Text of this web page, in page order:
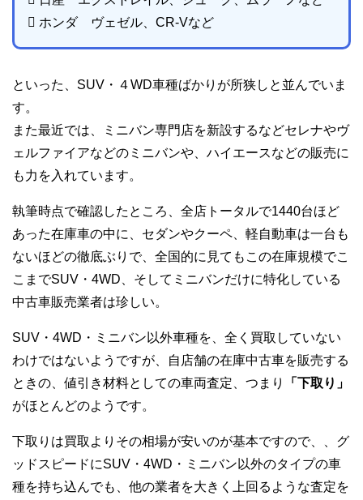
 ホンダ ヴェゼル、CR-Vなど
といった、SUV・４WD車種ばかりが所狭しと並んでいま
す。
また最近では、ミニバン専門店を新設するなどセレナやヴ
ェルファイアなどのミニバンや、ハイエースなどの販売に
も力を入れています。
執筆時点で確認したところ、全店トータルで1440台ほど
あった在庫車の中に、セダンやクーペ、軽自動車は一台も
ないほどの徹底ぶりで、全国的に見てもこの在庫規模でこ
こまでSUV・4WD、そしてミニバンだけに特化している
中古車販売業者は珍しい。
SUV・4WD・ミニバン以外車種を、全く買取していない
わけではないようですが、自店舗の在庫中古車を販売する
ときの、値引き材料としての車両査定、つまり
「下取り」
がほとんどのようです。
下取りは買取よりその相場が安いのが基本ですので、、グ
ッドスピードにSUV・4WD・ミニバン以外のタイプの車
種を持ち込んでも、他の業者を大きく上回るような査定を